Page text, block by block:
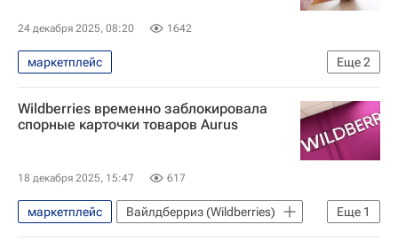
24 декабря 2025, 08:20 1642
Еще2
маркетплейс
Министерство внутренних дел РФ (МВД России)
Мошенничество
Wildberries временно заблокировала
спорные карточки товаров Aurus
18 декабря 2025, 15:47 617
Еще 1
маркетплейс
Вайлдберриз (Wildberries)
Aurus